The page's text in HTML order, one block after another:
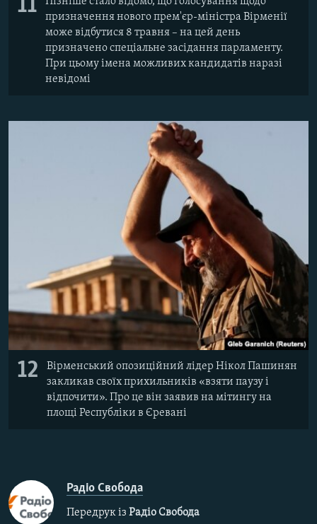
11
призначення нового прем'єр-міністра Вірменії
може відбутися 8 травня – на цей день
призначено спеціальне засідання парламенту.
При цьому імена можливих кандидатів наразі
невідомі
12
Вірменський опозиційний лідер Нікол Пашинян
закликав своїх прихильників «взяти паузу і
відпочити». Про це він заявив на мітингу на
площі Республіки в Єревані
Радіо Свобода
Передрук із Радіо Свобода